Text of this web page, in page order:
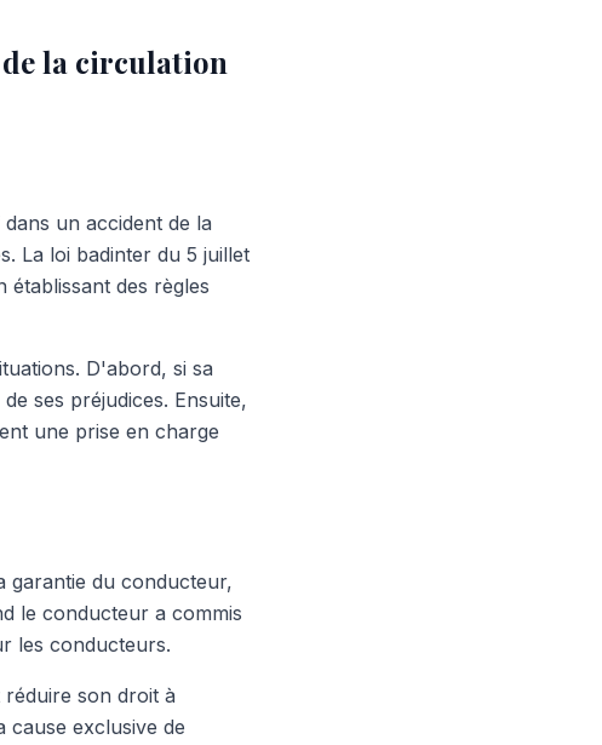
la circulation
un accident de la
La loi badinter du 5 juillet
établissant des règles
D'abord, si sa
ses préjudices. Ensuite,
une prise en charge
garantie du conducteur,
le conducteur a commis
les conducteurs.
son droit à
cause exclusive de